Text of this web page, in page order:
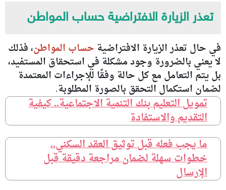
تعذر الزيارة الافتراضية حساب المواطن
في حال تعذر الزيارة الافتراضية حساب المواطن، فذلك
لا يعني بالضرورة وجود مشكلة في استحقاق المستفيد،
بل يتم التعامل مع كل حالة وفقًا للإجراءات المعتمدة
لضمان استكمال التحقق بالصورة المطلوبة.
تمويل التعليم بنك التنمية الاجتماعية.. كيفية
التقديم والاستفادة
ما يجب فعله قبل توثيق العقد السكني..
خطوات سهلة لضمان مراجعة دقيقة قبل
الإرسال